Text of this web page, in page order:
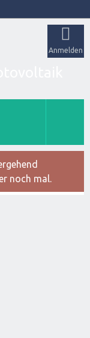
Anmelden
noch mal.